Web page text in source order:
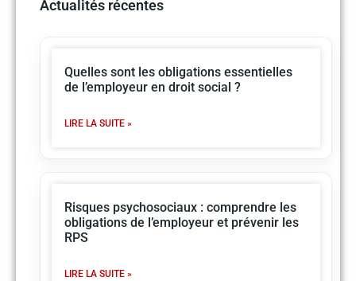
Actualités récentes
Quelles sont les obligations essentielles
de l’employeur en droit social ?
LIRE LA SUITE »
Risques psychosociaux : comprendre les
obligations de l’employeur et prévenir les
RPS
LIRE LA SUITE »